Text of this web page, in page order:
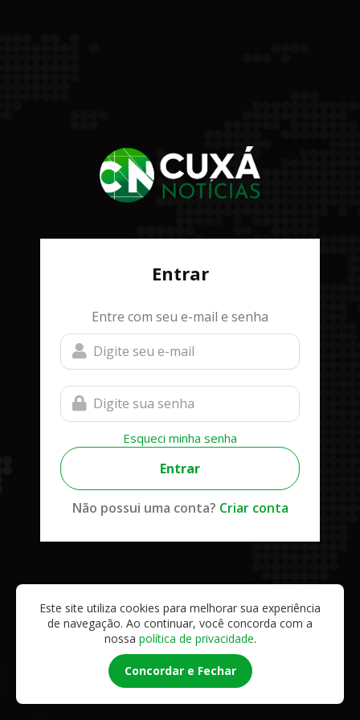
Entrar
Entre com seu e-mail e senha
Esqueci minha senha
Entrar
Não possui uma conta? Criar conta
Este site utiliza cookies para melhorar sua experiência
de navegação. Ao continuar, você concorda com a
nossa política de privacidade.
Concordar e Fechar